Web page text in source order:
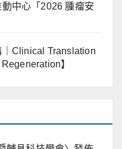
動中心「2026 腫瘤安
｜Clinical Translation
】